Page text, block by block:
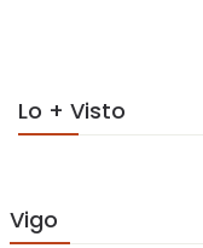
Lo + Visto
Vigo